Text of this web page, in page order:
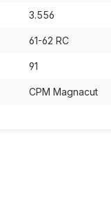
3.556
61-62 RC
91
CPM Magnacut